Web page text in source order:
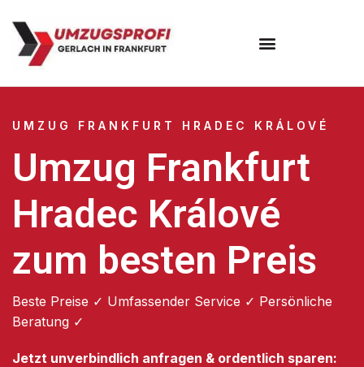
UMZUG FRANKFURT HRADEC KRÁLOVÉ
Umzug Frankfurt
Hradec Králové
zum besten Preis
Beste Preise ✓ Umfassender Service ✓ Persönliche
Beratung ✓
Jetzt unverbindlich anfragen & ordentlich sparen: